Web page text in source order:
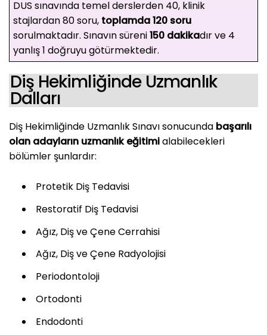
DUS sınavında temel derslerden 40, klinik
stajlardan 80 soru, toplamda 120 soru
sorulmaktadır. Sınavın süreni150 dakikadır ve 4
yanlış 1 doğruyu götürmektedir.
Diş Hekimliğinde Uzmanlık
Dalları
Diş Hekimliğinde Uzmanlık Sınavı sonucunda başarılı
olan adayların uzmanlık eğitimialabilecekleri
bölümler şunlardır:
Protetik Diş Tedavisi
Restoratif Diş Tedavisi
Ağız, Diş ve Çene Cerrahisi
Ağız, Diş ve Çene Radyolojisi
Periodontoloji
Ortodonti
Endodonti